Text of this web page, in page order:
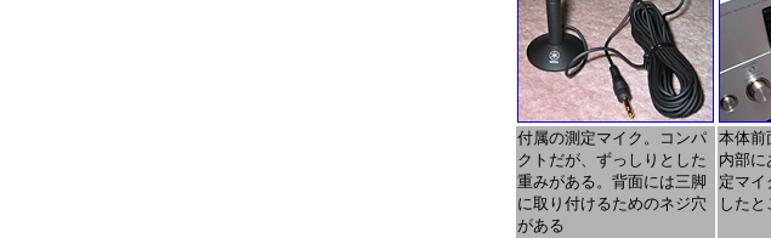
付属の測定マイク。コンパ
クトだが、ずっしりとした
重みがある。背面には三脚
に取り付けるためのネジ穴
がある
本体前
内部に
定マイ
したと